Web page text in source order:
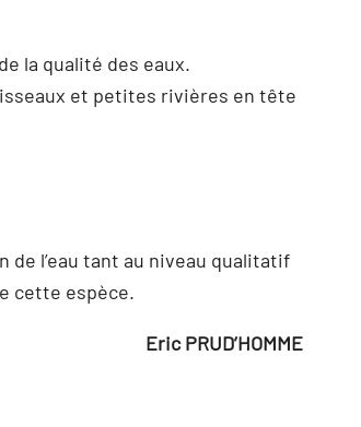
la qualité des eaux.
et petites rivières en tête
l’eau tant au niveau qualitatif
cette espèce.
Eric PRUD’HOMME